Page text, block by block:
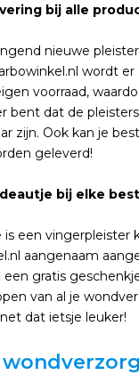
bij alle
nieuwe
wordt
voorraad,
bent dat de
zijn. Ook kan je
geleverd!
bij elke
is een vingerpleister
aangenaam
een gratis
van al je
dat ietsje leuker!